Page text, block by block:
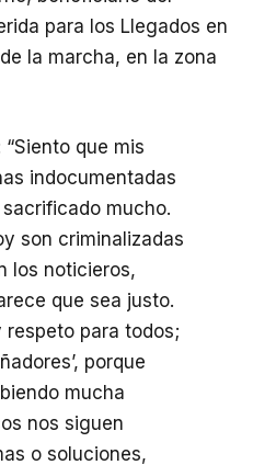
para los Llegados en
la marcha, en la zona
“Siento que mis
indocumentadas
mucho.
son criminalizadas
los noticieros,
que sea justo.
respeto para todos;
porque
mucha
nos siguen
o soluciones,